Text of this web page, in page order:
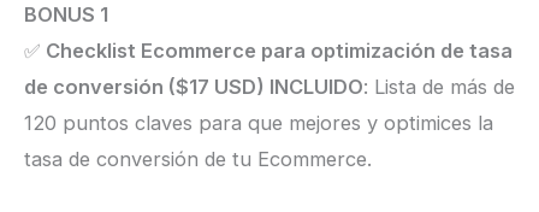
BONUS 1
✅ Checklist Ecommerce para optimización de tasa
de conversión ($17 USD) INCLUIDO: Lista de más de
120 puntos claves para que mejores y optimices la
tasa de conversión de tu Ecommerce.